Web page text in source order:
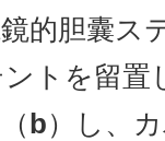
的胆囊ス
トを留置
b）し、